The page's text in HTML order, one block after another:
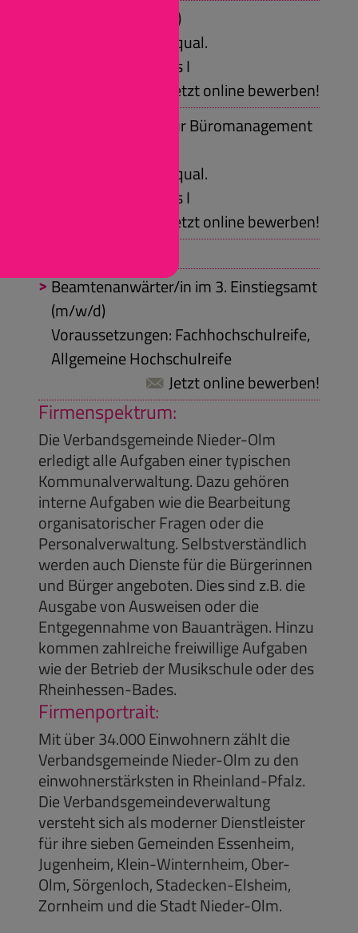
Erzieher/in (m/w/d)
Voraussetzungen: qual.
Sekundarabschluss I
Jetzt online bewerben!
Kaufmann/-frau für Büromanagement
Voraussetzungen: qual.
Sekundarabschluss I
Jetzt online bewerben!
Beamtenanwärter/in im 3. Einstiegsamt
(m/w/d)
Voraussetzungen: Fachhochschulreife,
Allgemeine Hochschulreife
Jetzt online bewerben!
Firmenspektrum:
Die Verbandsgemeinde Nieder-Olm
erledigt alle Aufgaben einer typischen
Kommunalverwaltung. Dazu gehören
interne Aufgaben wie die Bearbeitung
organisatorischer Fragen oder die
Personalverwaltung. Selbstverständlich
werden auch Dienste für die Bürgerinnen
und Bürger angeboten. Dies sind z.B. die
Ausgabe von Ausweisen oder die
Entgegennahme von Bauanträgen. Hinzu
kommen zahlreiche freiwillige Aufgaben
wie der Betrieb der Musikschule oder des
Rheinhessen-Bades.
Firmenportrait:
Mit über 34.000 Einwohnern zählt die
Verbandsgemeinde Nieder-Olm zu den
einwohnerstärksten in Rheinland-Pfalz.
Die Verbandsgemeindeverwaltung
versteht sich als moderner Dienstleister
für ihre sieben Gemeinden Essenheim,
Jugenheim, Klein-Winternheim, Ober-
Olm, Sörgenloch, Stadecken-Elsheim,
Zornheim und die Stadt Nieder-Olm.